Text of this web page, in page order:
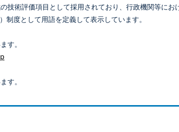
術評価項目として採用されており、行政機関等にお
度として用語を定義して表示しています。
す。
す。